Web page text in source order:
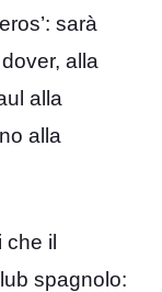
sarà
alla
alla
alla
che il
spagnolo: